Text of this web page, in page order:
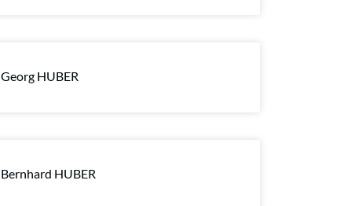
Georg HUBER
Bernhard HUBER